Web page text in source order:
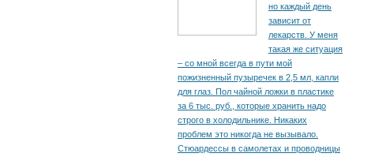
но каждый день
зависит от
лекарств. У меня
такая же ситуация
– со мной всегда в пути мой
пожизненный пузыречек в 2,5 мл, капли
для глаз. Пол чайной ложки в пластике
за 6 тыс. руб., которые хранить надо
строго в холодильнике. Никаких
проблем это никогда не вызывало.
Стюардессы в самолетах и проводницы